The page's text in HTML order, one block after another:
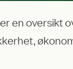
en